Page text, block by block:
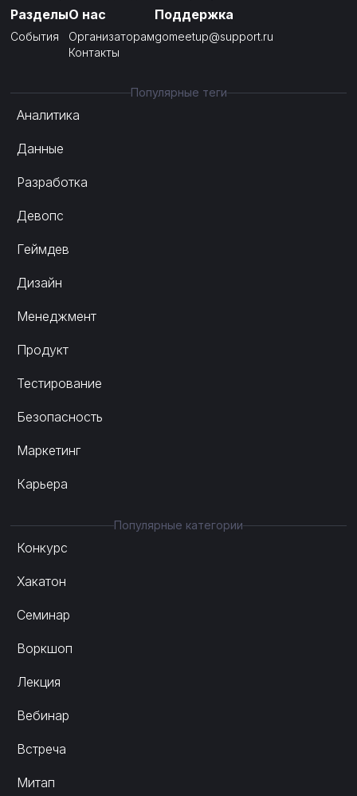
Разделы
События
О нас
Организаторам
Контакты
Поддержка
gomeetup@support.ru
Популярные теги
Аналитика
Данные
Разработка
Девопс
Геймдев
Дизайн
Менеджмент
Продукт
Тестирование
Безопасность
Маркетинг
Карьера
Популярные категории
Конкурс
Хакатон
Семинар
Воркшоп
Лекция
Вебинар
Встреча
Митап